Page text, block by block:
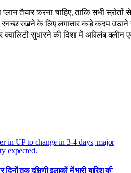
तैयार करना चाहिए, ताकि सभी स्रोतों
रखने के लिए लगातार कड़े कदम उठाने
सुधारने की दिशा में अविलंब क्लीन
तक दक्षिणी इलाकों में भारी बारिश की